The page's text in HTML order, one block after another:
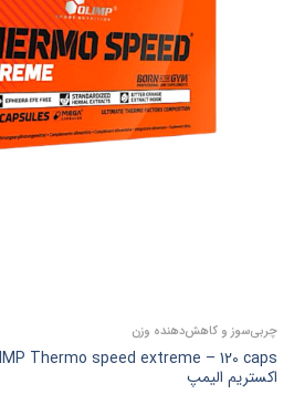
چربی‌سوز و کاهش‌دهنده وزن
اکستریم الیمپ